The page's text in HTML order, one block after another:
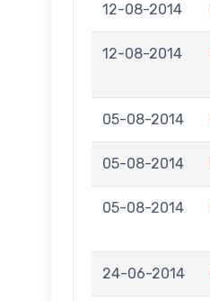
12-08-2014
12-08-2014
05-08-2014
05-08-2014
05-08-2014
24-06-2014